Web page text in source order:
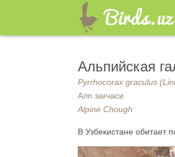
Альпийская
Pyrrhocorax graculus
Алп зағчаси
Alpine Chough
В Узбекистане обитает